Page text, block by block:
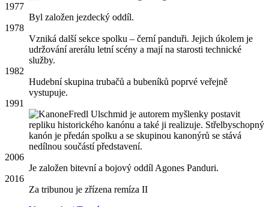
1977
Byl založen jezdecký oddíl.
1978
Vzniká další sekce spolku – černí panduři. Jejich úkolem je
udržování arerálu letní scény a mají na starosti technické
služby.
1982
Hudební skupina trubačů a bubeníků poprvé veřejně
vystupuje.
1991
Fredl Ulschmid je autorem myšlenky postavit
repliku historického kanónu a také ji realizuje. Střelbyschopný
kanón je předán spolku a se skupinou kanonýrů se stává
nedílnou součástí představení.
2006
Je založen bitevní a bojový oddíl Agones Panduri.
2016
Za tribunou je zřízena remíza II